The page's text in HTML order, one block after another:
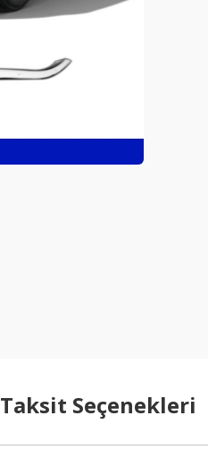
Taksit Seçenekleri